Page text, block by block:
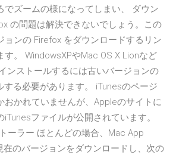
でズームの様になってしまい、 ダウン
の問題は解決できないでしょう。この
ョンの Firefox をダウンロードするリン
す。 WindowsXPやMac OS X Lionなど
ンストールするには古いバージョンの
する必要があります。 iTunesのページ
おかれていませんが、Appleのサイトに
ファイルが公開されています。
ーラー ほとんどの場合、Mac App
のバージョンをダウンロードし、次の